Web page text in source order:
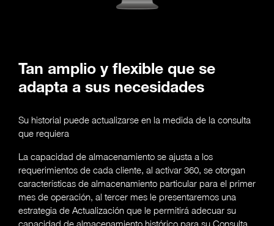
Tan amplio y flexible que se
adapta a sus necesidades
Su historial puede actualizarse en la medida de la consulta
que requiera
La capacidad de almacenamiento se ajusta a los
requerimientos de cada cliente, al activar 360, se otorgan
características de almacenamiento particular para el primer
mes de operación, al tercer mes le presentaremos una
estrategia de Actualización que le permitirá adecuar su
capacidad de almacenamiento histórico para su Consulta